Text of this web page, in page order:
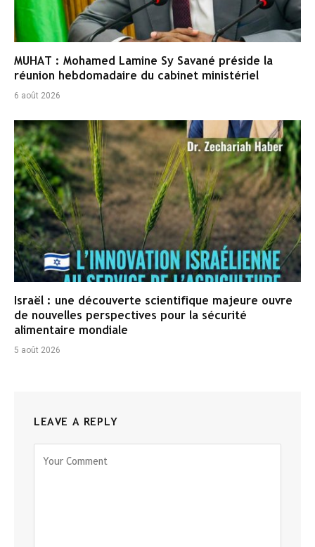
MUHAT : Mohamed Lamine Sy Savané préside la
réunion hebdomadaire du cabinet ministériel
6 août 2026
Israël : une découverte scientifique majeure ouvre
de nouvelles perspectives pour la sécurité
alimentaire mondiale
5 août 2026
LEAVE A REPLY